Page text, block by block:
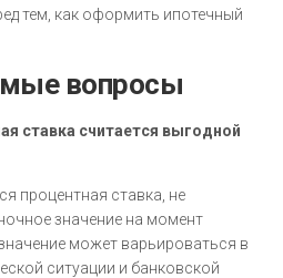
тем, как оформить ипотечный
вопросы
ставка считается выгодной
процентная ставка, не
значение на момент
может варьироваться в
ситуации и банковской